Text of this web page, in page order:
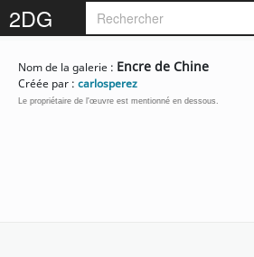
2DG
Nom de la galerie : Encre de Chine
Créée par : carlosperez
Le propriétaire de l'œuvre est mentionné en dessous.